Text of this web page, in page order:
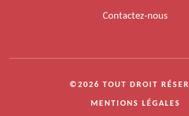
Contactez-nous
©2026 TOUT DROIT
MENTIONS LÉGALES